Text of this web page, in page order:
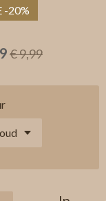
-20%
€ 9,99